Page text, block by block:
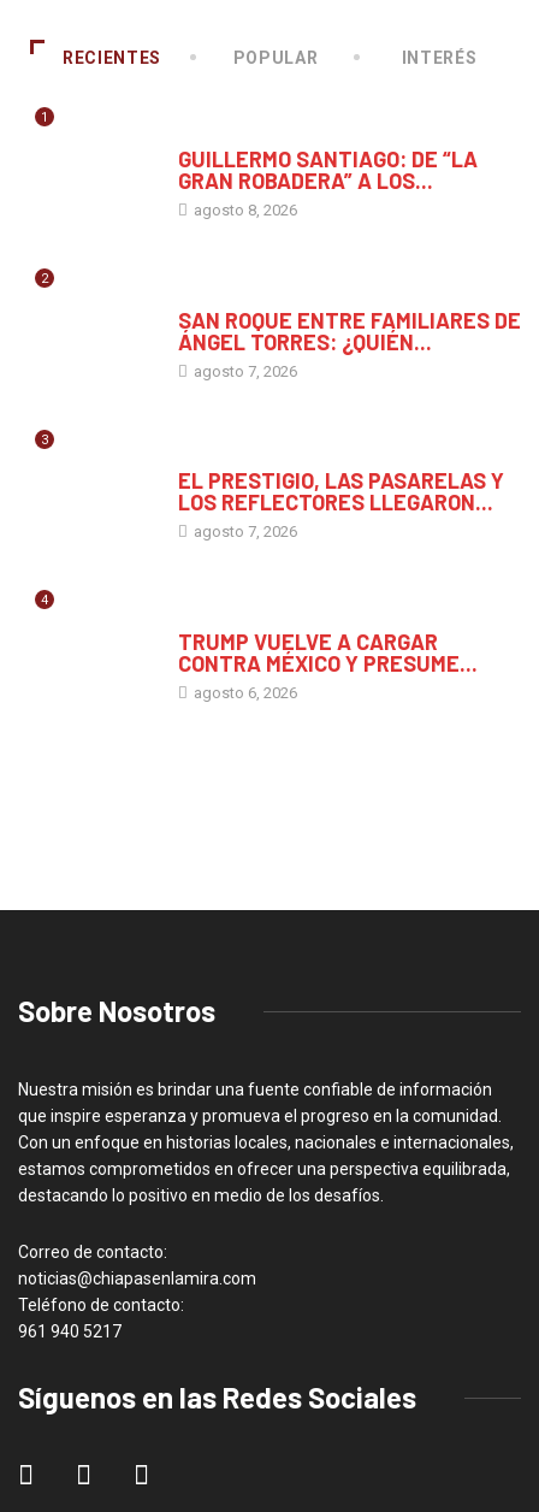
RECIENTES POPULAR INTERÉS
1
GUILLERMO SANTIAGO: DE “LA
GRAN ROBADERA” A LOS...
agosto 8, 2026
2
SAN ROQUE ENTRE FAMILIARES DE
ÁNGEL TORRES: ¿QUIÉN...
agosto 7, 2026
3
EL PRESTIGIO, LAS PASARELAS Y
LOS REFLECTORES LLEGARON...
agosto 7, 2026
4
TRUMP VUELVE A CARGAR
CONTRA MÉXICO Y PRESUME...
agosto 6, 2026
Sobre Nosotros
Nuestra misión es brindar una fuente confiable de información
que inspire esperanza y promueva el progreso en la comunidad.
Con un enfoque en historias locales, nacionales e internacionales,
estamos comprometidos en ofrecer una perspectiva equilibrada,
destacando lo positivo en medio de los desafíos.
Correo de contacto:
noticias@chiapasenlamira.com
Teléfono de contacto:
961 940 5217
Síguenos en las Redes Sociales